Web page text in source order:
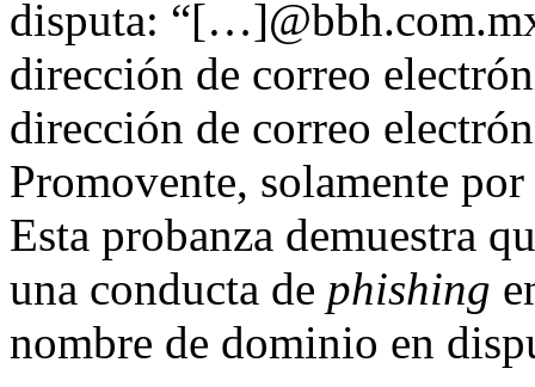
disputa:
dirección de correo
dirección de correo
Promovente, solamente
Esta probanza demuestra
una conducta de phishing
nombre de dominio en